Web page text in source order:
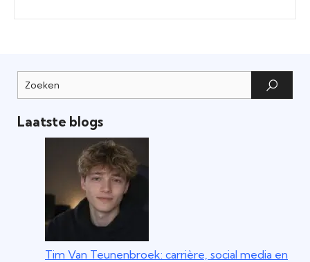
Laatste blogs
Tim Van Teunenbroek: carrière, social media en